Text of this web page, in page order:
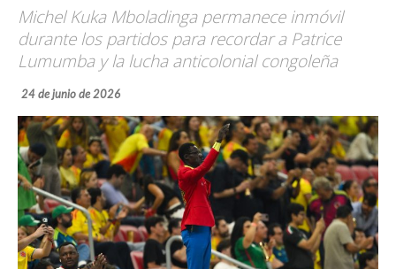
Michel Kuka Mboladinga permanece inmóvil
durante los partidos para recordar a Patrice
Lumumba y la lucha anticolonial congoleña
24 de junio de 2026